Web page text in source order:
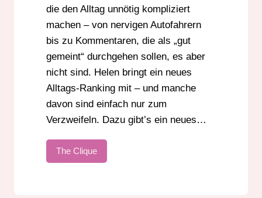
die den Alltag unnötig kompliziert
machen – von nervigen Autofahrern
bis zu Kommentaren, die als „gut
gemeint“ durchgehen sollen, es aber
nicht sind. Helen bringt ein neues
Alltags-Ranking mit – und manche
davon sind einfach nur zum
Verzweifeln. Dazu gibt’s ein neues…
The Clique